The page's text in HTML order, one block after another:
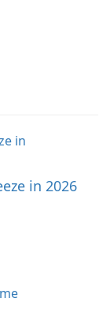
in 2026